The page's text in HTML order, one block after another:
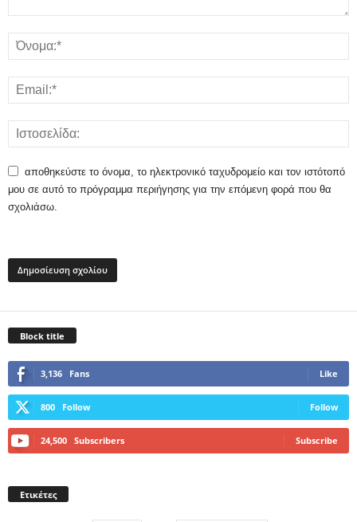
αποθηκεύστε το όνομα, το ηλεκτρονικό ταχυδρομείο και τον ιστότοπό
μου σε αυτό το πρόγραμμα περιήγησης για την επόμενη φορά που θα
σχολιάσω.
Block title
3,136 Fans Like
800 Follow Follow
24,500 Subscribers Subscribe
Ετικέτες